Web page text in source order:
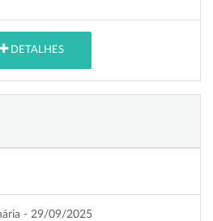
DETALHES
- 29/09/2025